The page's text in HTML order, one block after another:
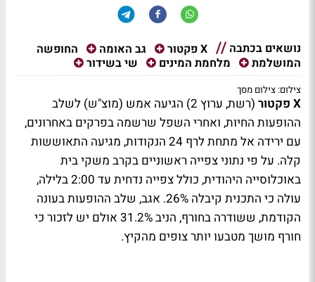
נושאים בכתבה X פקטור גב האומה
החופשה
המושלמת
מלחמת המינים שי בשידור
צילום: צילום מסך
X פקטור
(רשת, ערוץ 2) הגיעה אמש (מוצ"ש) לשלב
ההופעות החיות, ואחרי השפל שרשמה בפרקים באחרונים,
עם ירידה אל מתחת לרף 24 הנקודות, מגיעה התאוששות
קלה. על פי נתוני צפייה ראשוניים בקרב משקי בית
באוכלוסייה היהודית, כולל צפייה נדחית עד 2:00 בלילה,
עולה כי התכנית קיבלה 26%. אגב, שלב ההופעות בעונה
הקודמת, ששודרה בחורף, הניב 31.2% אולם יש לזכור כי
חורף מושך מטבעו יותר צופים מהקיץ.